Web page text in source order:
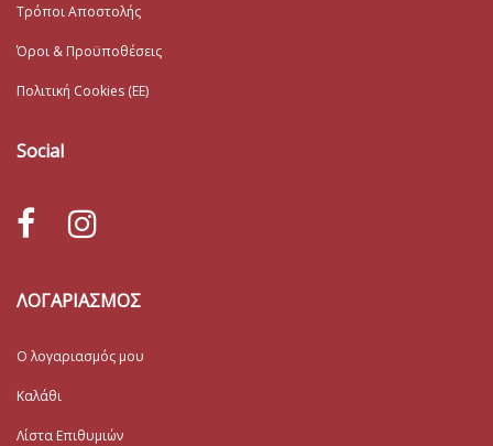
Τρόποι Αποστολής
Όροι & Προϋποθέσεις
Πολιτική Cookies (ΕΕ)
Social
ΛΟΓΑΡΙΑΣΜΟΣ
Ο λογαριασμός μου
Καλάθι
Λίστα Επιθυμιών